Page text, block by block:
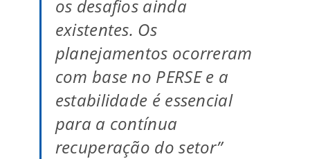
os desafios ainda
existentes. Os
planejamentos ocorreram
com base no PERSE e a
estabilidade é essencial
para a contínua
recuperação do setor”